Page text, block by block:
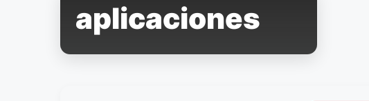
aplicaciones